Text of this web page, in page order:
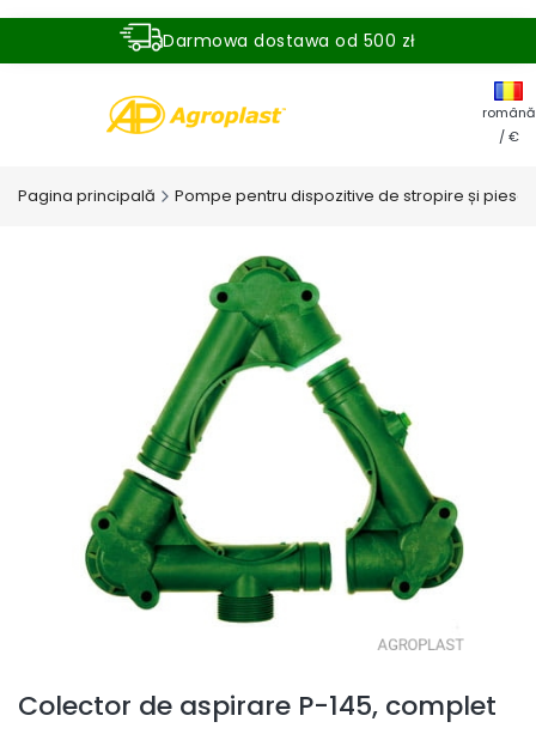
Darmowa dostawa od 500 zł
română
/ €
Pagina principală Pompe pentru dispozitive de stropire și
Colector de aspirare P-145, complet